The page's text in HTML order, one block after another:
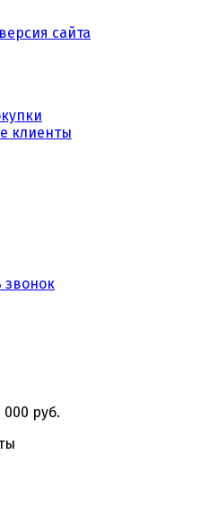
сайта
клиенты
звонок
000 руб.